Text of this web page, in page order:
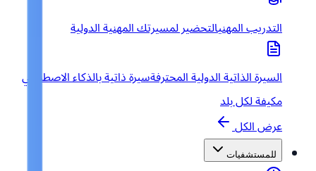
التدريب المهنيالتحضير لمسيرتك المهنية الدولية
السيرة الذاتية الدولية المحترفةسيرة ذاتية بالذكاء الاصطناعي
مكيفة لكل بلد
عرض الكل
للمستشفيات